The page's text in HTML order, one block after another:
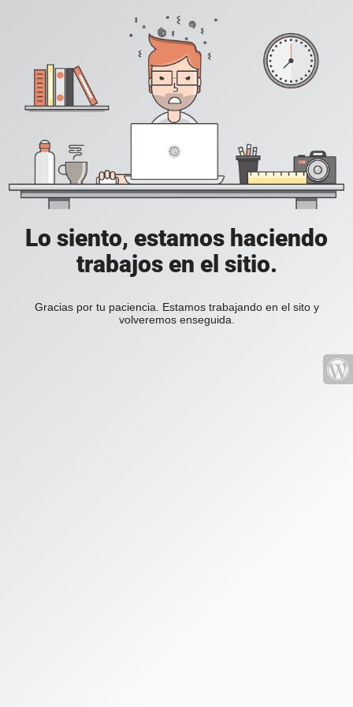
Lo siento, estamos haciendo
trabajos en el sitio.
Gracias por tu paciencia. Estamos trabajando en el sito y
volveremos enseguida.